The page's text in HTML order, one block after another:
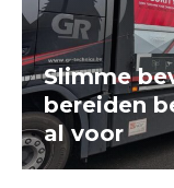
Slimme
bereiden
al voor